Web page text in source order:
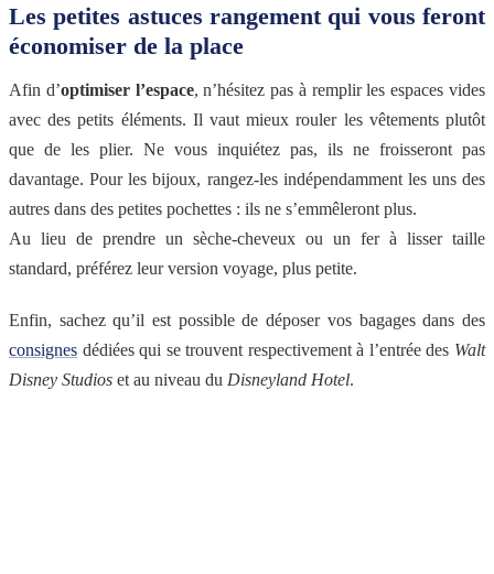
Les petites astuces rangement qui vous feront
économiser de la place
Afin d’optimiser l’espace, n’hésitez pas à remplir les espaces vides
avec des petits éléments. Il vaut mieux rouler les vêtements plutôt
que de les plier. Ne vous inquiétez pas, ils ne froisseront pas
davantage. Pour les bijoux, rangez-les indépendamment les uns des
autres dans des petites pochettes : ils ne s’emmêleront plus.
Au lieu de prendre un sèche-cheveux ou un fer à lisser taille
standard, préférez leur version voyage, plus petite.
Enfin, sachez qu’il est possible de déposer vos bagages dans des
consignes dédiées qui se trouvent respectivement à l’entrée des Walt
Disney Studios et au niveau du Disneyland Hotel.